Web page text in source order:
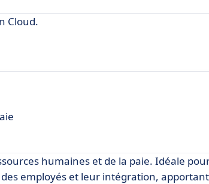
Cloud.
humaines et de la paie. Idéale
employés et leur intégration,